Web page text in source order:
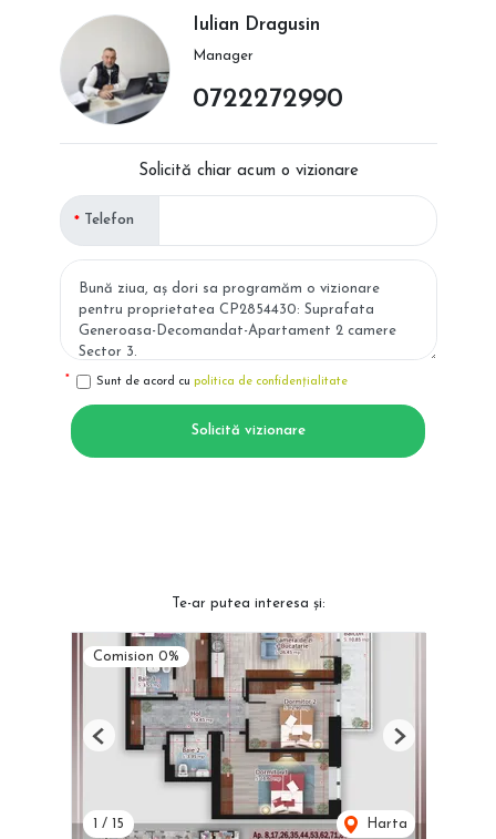
Iulian Dragusin
Manager
0722272990
Solicită chiar acum o vizionare
Telefon
Sunt de acord cu politica de confidențialitate
Solicită vizionare
Te-ar putea interesa și:
Comision 0%
/ 15 Harta
Previous Next